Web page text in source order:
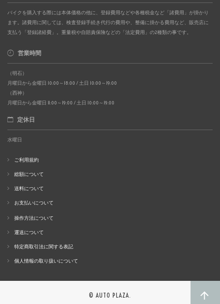
バイクを購入する際には本体価格の他に、登録費用などや各種税金など「諸費用」が掛かり
ます。諸費用に関しては、検査登録手続き代行の費用や、整備に掛かる費用など、販売店に
支払う「登録諸経費」。重量税や自賠責保険などの「法定費用」の2種類の事です。
営業時間
（明石）
月曜日から金曜日 10:00～18:00 / 土日 10:00～19:00
（西神）
月曜日から金曜日 11:00～19:00 / 土日 10:00～19:00
定休日
水曜日
ご利用規約
総額について
送料について
お支払いについて
操作方法について
運送について
特定商取引法に関する表記
個人情報の取り扱いについて
© AUTO PLAZA.